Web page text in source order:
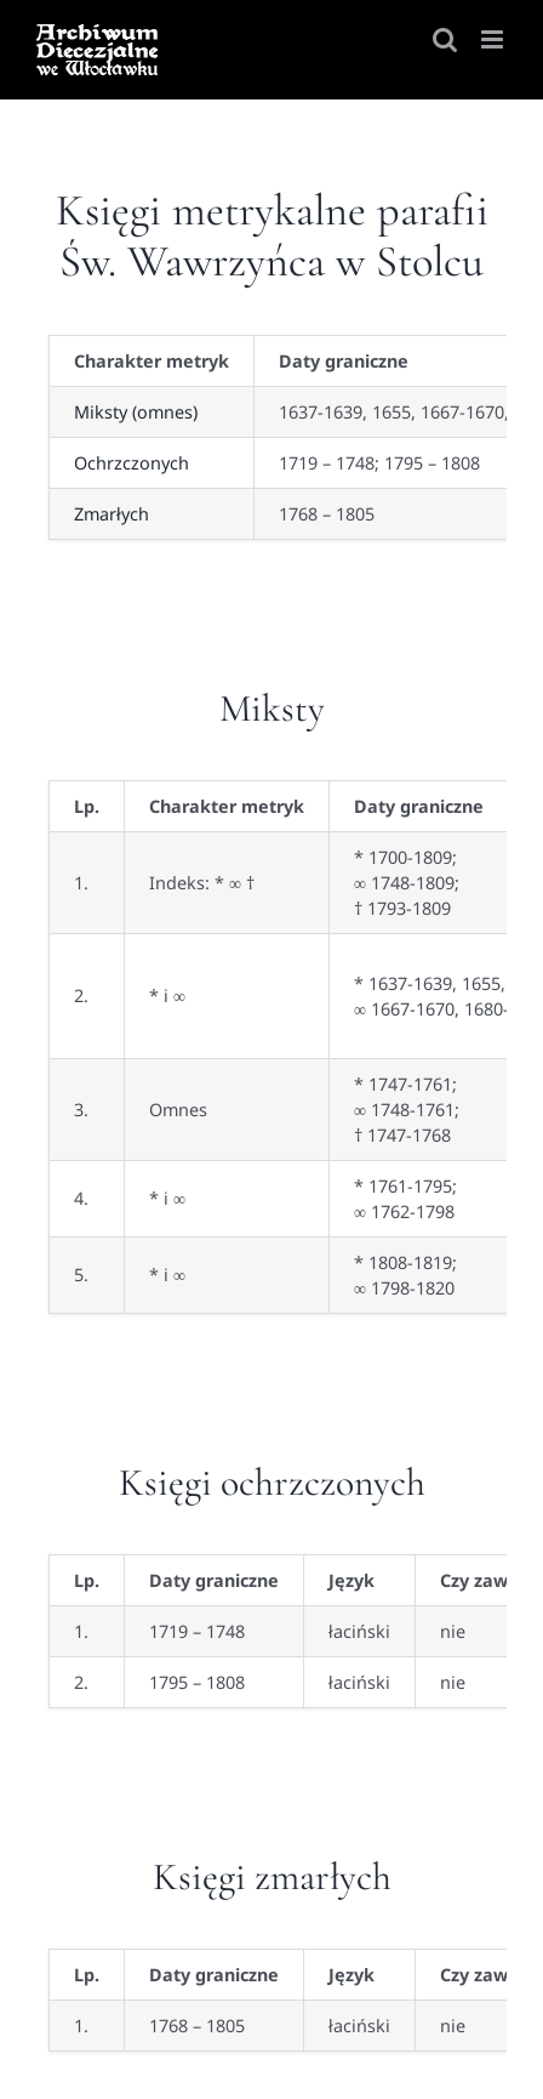
Skip
content
Księgi metrykalne parafii
Św. Wawrzyńca w Stolcu
Charakter metryk Daty graniczne
Miksty (omnes) 1637-1639, 1655, 1667-1670,
Ochrzczonych 1719 – 1748; 1795 – 1808
Zmarłych 1768 – 1805
Miksty
Lp. Charakter metryk Daty graniczne
1. Indeks: * ∞ †
* 1700-1809;
∞ 1748-1809;
† 1793-1809
2. * i ∞
* 1637-1639, 1655,
∞ 1667-1670, 1680-
3. Omnes
* 1747-1761;
∞ 1748-1761;
† 1747-1768
4. * i ∞
* 1761-1795;
∞ 1762-1798
5. * i ∞
* 1808-1819;
∞ 1798-1820
Księgi ochrzczonych
Lp. Daty graniczne Język Czy
1. 1719 – 1748 łaciński nie
2. 1795 – 1808 łaciński nie
Księgi zmarłych
Lp. Daty graniczne Język Czy
1. 1768 – 1805 łaciński nie